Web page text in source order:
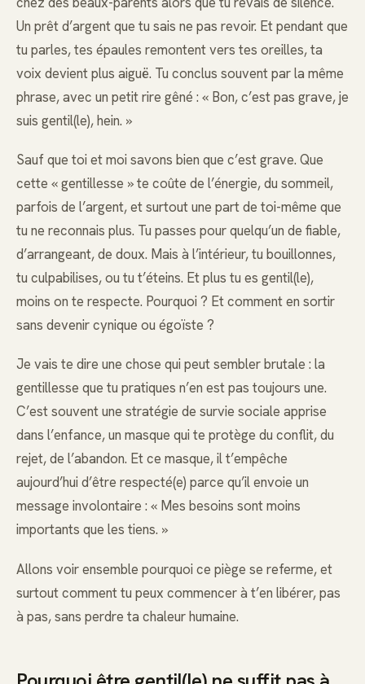
Un prêt d’argent que tu sais ne pas revoir. Et pendant que
tu parles, tes épaules remontent vers tes oreilles, ta
voix devient plus aiguë. Tu conclus souvent par la même
phrase, avec un petit rire gêné : « Bon, c’est pas grave, je
suis gentil(le), hein. »
Sauf que toi et moi savons bien que c’est grave. Que
cette « gentillesse » te coûte de l’énergie, du sommeil,
parfois de l’argent, et surtout une part de toi-même que
tu ne reconnais plus. Tu passes pour quelqu’un de fiable,
d’arrangeant, de doux. Mais à l’intérieur, tu bouillonnes,
tu culpabilises, ou tu t’éteins. Et plus tu es gentil(le),
moins on te respecte. Pourquoi ? Et comment en sortir
sans devenir cynique ou égoïste ?
Je vais te dire une chose qui peut sembler brutale : la
gentillesse que tu pratiques n’en est pas toujours une.
C’est souvent une stratégie de survie sociale apprise
dans l’enfance, un masque qui te protège du conflit, du
rejet, de l’abandon. Et ce masque, il t’empêche
aujourd’hui d’être respecté(e) parce qu’il envoie un
message involontaire : « Mes besoins sont moins
importants que les tiens. »
Allons voir ensemble pourquoi ce piège se referme, et
surtout comment tu peux commencer à t’en libérer, pas
à pas, sans perdre ta chaleur humaine.